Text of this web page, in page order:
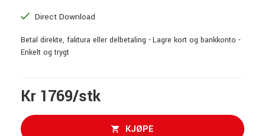
Direct Download
Betal direkte, faktura eller delbetaling - Lagre kort og bankkonto -
Enkelt og trygt
Kr 1769/stk
KJØPE